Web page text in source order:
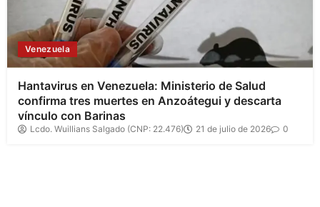
Venezuela
Hantavirus en Venezuela: Ministerio de Salud
confirma tres muertes en Anzoátegui y descarta
vínculo con Barinas
Lcdo. Wuillians Salgado (CNP: 22.476) 21 de julio de 2026 0